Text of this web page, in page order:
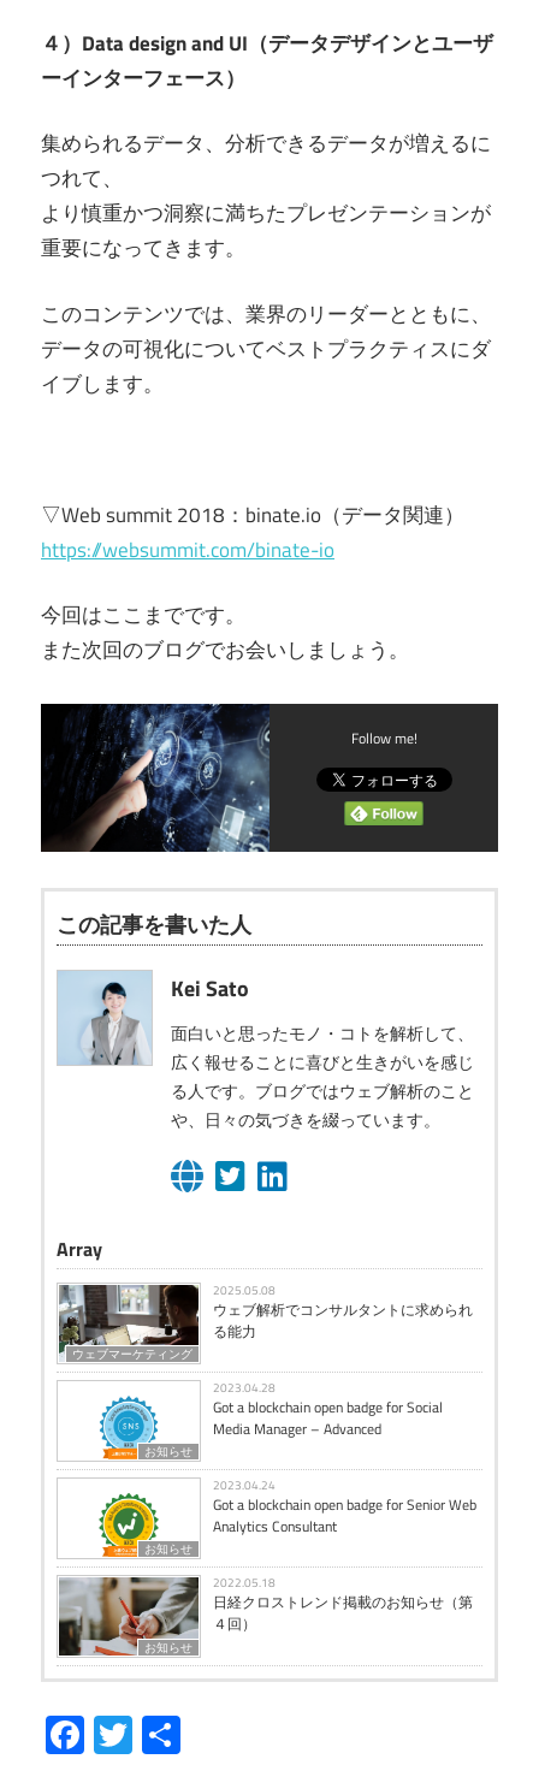
４）Data design and UI（データデザインとユーザ
ーインターフェース）
集められるデータ、分析できるデータが増えるに
つれて、
より慎重かつ洞察に満ちたプレゼンテーションが
重要になってきます。
このコンテンツでは、業界のリーダーとともに、
データの可視化についてベストプラクティスにダ
イブします。
▽Web summit 2018：binate.io（データ関連）
https://websummit.com/binate-io
今回はここまでです。
また次回のブログでお会いしましょう。
Follow me!
この記事を書いた人
Kei Sato
面白いと思ったモノ・コトを解析して、
広く報せることに喜びと生きがいを感じ
る人です。ブログではウェブ解析のこと
や、日々の気づきを綴っています。
Array
ウェブマーケティング
2025.05.08
ウェブ解析でコンサルタントに求められ
る能力
お知らせ
2023.04.28
Got a blockchain open badge for Social
Media Manager – Advanced
お知らせ
2023.04.24
Got a blockchain open badge for Senior Web
Analytics Consultant
お知らせ
2022.05.18
日経クロストレンド掲載のお知らせ（第
４回）
Facebook
Twitter